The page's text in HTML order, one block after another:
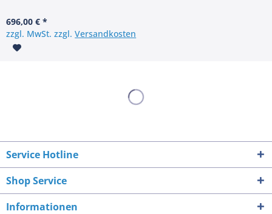
696,00 € *
zzgl. MwSt. zzgl.Versandkosten
Service Hotline
Shop Service
Informationen